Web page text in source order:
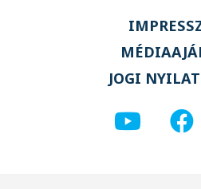
JOGI